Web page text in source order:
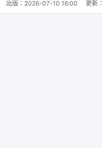
出版： 2026-07-10 16:00 更新：